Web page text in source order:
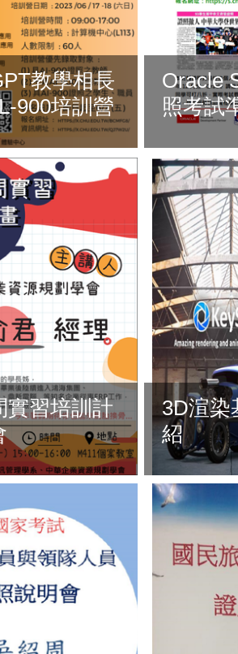
教學相長
900培訓營
Oracle
照考試
實習培訓計
3D渲染
紹